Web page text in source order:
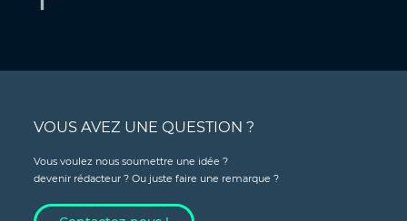
VOUS AVEZ UNE QUESTION ?
Vous voulez nous soumettre une idée ?
devenir rédacteur ? Ou juste faire une remarque ?